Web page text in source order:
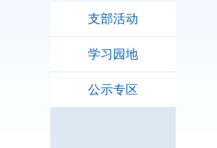
支部活动
学习园地
公示专区